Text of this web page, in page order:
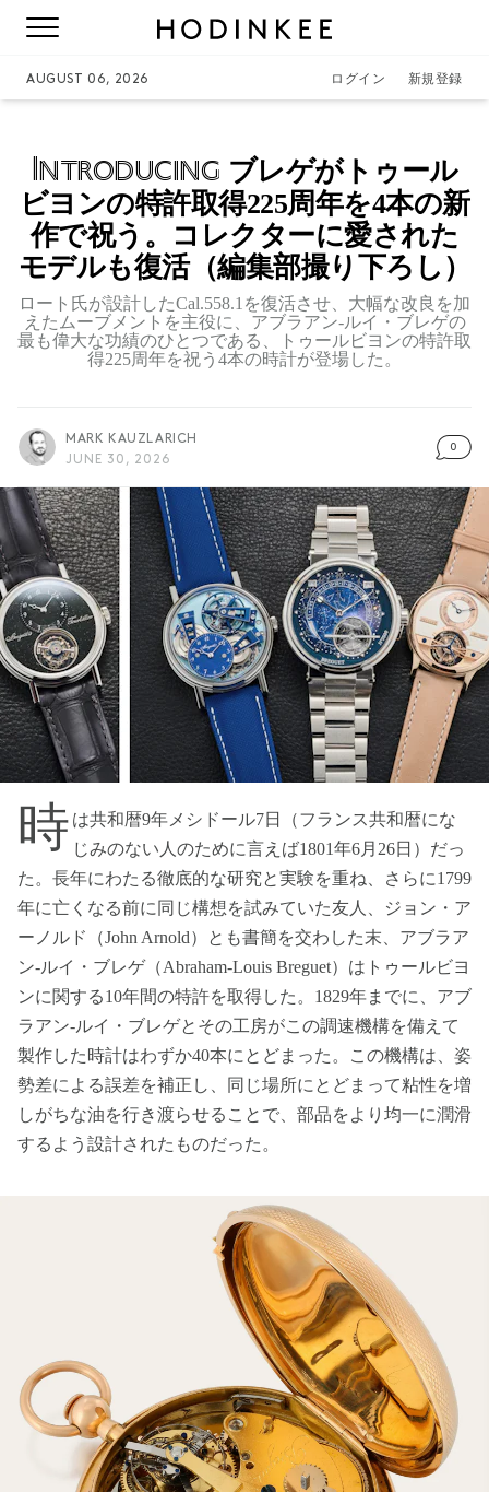
AUGUST 06, 2026 ログイン 新規登録
Introducing ブレゲがトゥール
ビヨンの特許取得225周年を4本の新
作で祝う。コレクターに愛された
モデルも復活（編集部撮り下ろし）
ロート氏が設計したCal.558.1を復活させ、大幅な改良を加
えたムーブメントを主役に、アブラアン-ルイ・ブレゲの
最も偉大な功績のひとつである、トゥールビヨンの特許取
得225周年を祝う4本の時計が登場した。
MARK KAUZLARICH
JUNE 30, 2026
0
時 は共和暦9年メシドール7日（フランス共和暦にな
じみのない人のために言えば1801年6月26日）だっ
た。長年にわたる徹底的な研究と実験を重ね、さらに1799
年に亡くなる前に同じ構想を試みていた友人、ジョン・ア
ーノルド（John Arnold）とも書簡を交わした末、アブラア
ン-ルイ・ブレゲ（Abraham-Louis Breguet）はトゥールビヨ
ンに関する10年間の特許を取得した。1829年までに、アブ
ラアン-ルイ・ブレゲとその工房がこの調速機構を備えて
製作した時計はわずか40本にとどまった。この機構は、姿
勢差による誤差を補正し、同じ場所にとどまって粘性を増
しがちな油を行き渡らせることで、部品をより均一に潤滑
するよう設計されたものだった。